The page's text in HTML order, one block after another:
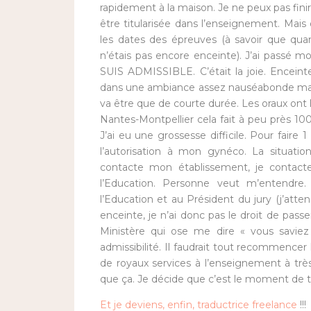
rapidement à la maison. Je ne peux pas
être titularisée dans l’enseignement.
les dates des épreuves (à savoir que
n’étais pas encore enceinte). J’ai passé
SUIS ADMISSIBLE. C’était la joie.
dans une ambiance assez nauséabonde
va être que de courte durée. Les oraux
Nantes-Montpellier cela fait à peu près
J’ai eu une grossesse difficile. Pour faire
l’autorisation à mon gynéco. La
contacte mon établissement, je
l’Education. Personne veut
l’Education et au Président du jury
enceinte, je n’ai donc pas le droit de
Ministère qui ose me dire « vous
admissibilité. Il faudrait tout recommencer
de royaux services à l’enseignement à
que ça. Je décide que c’est le moment de
Et je deviens, enfin, traductrice freelance !!!